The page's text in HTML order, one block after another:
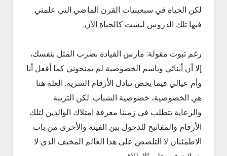
لكن الحياة في سبعينيات القرن الماضي التي علمني
فيها تلك الدروس ليست كالحياة الآن.
رغم ثبوت مقولة: مارس القيادة بضرب المثل بنفسك،
إلا أن أبنائي وباسم الخصوصية لم يمنحوني كما أفعل أنا
وأم عيالي فيما يخص تبادل الأرقام السرية. العلة هنا
هي الخصوصية، خصوصية الشباب. لكن التريبة
والرعاية تتطلب في زمننا معرفة امتلاك الوالدين لتلك
الأرقام والمفاتيح للدخول بين الفينة والأخرى من باب
الاطمئنان لا التلصص على هذا العالم المخيف الذي لا